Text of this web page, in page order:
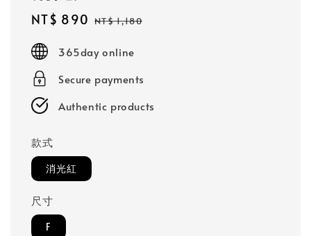
Sale
NT$ 890 Regular
NT$ 1,180
365day online
Secure payments
Authentic products
款式
消光紅
尺寸
F